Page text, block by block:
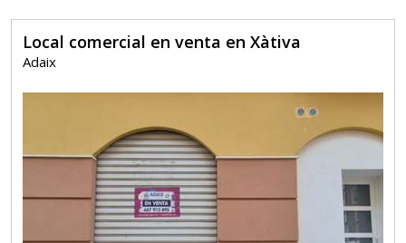
Local comercial en venta en Xàtiva
Adaix